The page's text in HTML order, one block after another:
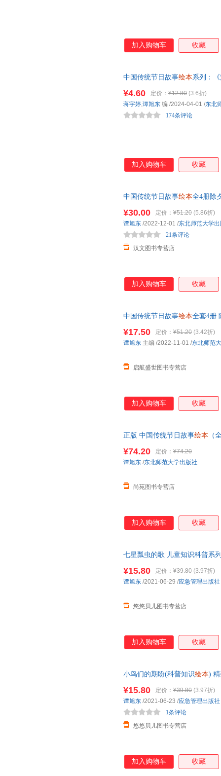
加入购物车 收藏
中国传统节日故事绘本系列：
¥4.60 定价： ¥12.80 (3.6折)
174条评论
蒋宇婷,谭旭东 编 /2024-04-01 /东北
加入购物车 收藏
中国传统节日故事绘本全4册除
¥30.00 定价： ¥51.20 (5.86折)
汉文图书专营店
21条评论
谭旭东 /2022-12-01 /东北师范大学
加入购物车 收藏
中国传统节日故事绘本全套4册
¥17.50 定价： ¥51.20 (3.42折)
启航盛世图书专营店
谭旭东 主编 /2022-11-01 /东北师范
加入购物车 收藏
正版 中国传统节日故事绘本 （
【让您无忧购物】
¥74.20 定价： ¥74.20
尚苑图书专营店
谭旭东 /东北师范大学出版社
加入购物车 收藏
七星瓢虫的歌 儿童知识科普系
¥15.80 定价： ¥39.80 (3.97折)
悠悠贝儿图书专营店
谭旭东 /2021-06-29 /应急管理出版社
加入购物车 收藏
小鸟们的期盼(科普知识绘本)
¥15.80 定价： ¥39.80 (3.97折)
悠悠贝儿图书专营店
1条评论
谭旭东 /2021-06-23 /应急管理出版社
加入购物车 收藏